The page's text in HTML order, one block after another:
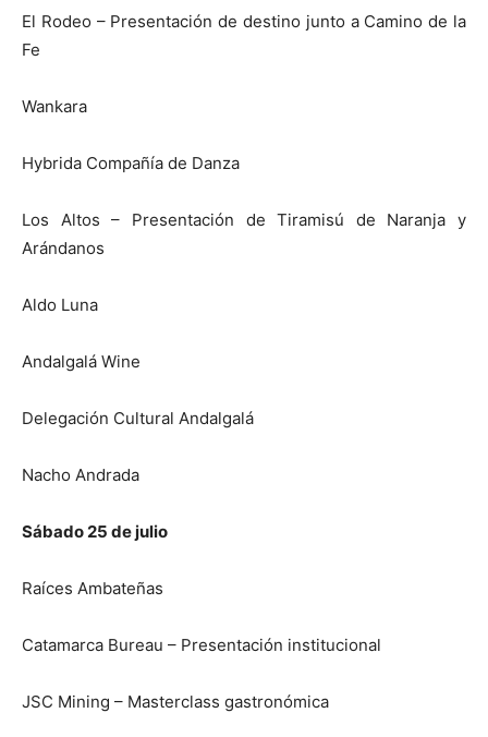
El Rodeo – Presentación de destino junto a Camino de la
Fe
Wankara
Hybrida Compañía de Danza
Los Altos – Presentación de Tiramisú de Naranja y
Arándanos
Aldo Luna
Andalgalá Wine
Delegación Cultural Andalgalá
Nacho Andrada
Sábado 25 de julio
Raíces Ambateñas
Catamarca Bureau – Presentación institucional
JSC Mining – Masterclass gastronómica